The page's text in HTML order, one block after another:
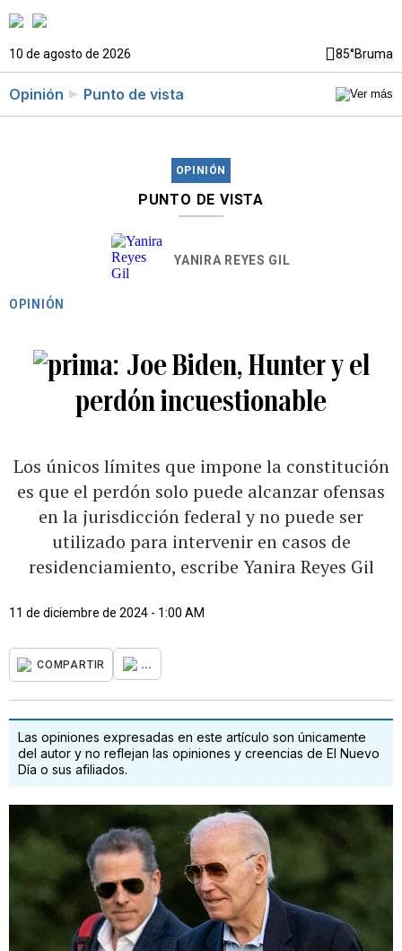
10 de agosto de 2026 85°Bruma
Opinión Punto de vista
OPINIÓN
PUNTO DE VISTA
YANIRA REYES GIL
OPINIÓN
Joe Biden, Hunter y el
perdón incuestionable
Los únicos límites que impone la constitución
es que el perdón solo puede alcanzar ofensas
en la jurisdicción federal y no puede ser
utilizado para intervenir en casos de
residenciamiento, escribe Yanira Reyes Gil
11 de diciembre de 2024 - 1:00 AM
COMPARTIR ...
Las opiniones expresadas en este artículo son únicamente
del autor y no reflejan las opiniones y creencias de El Nuevo
Día o sus afiliados.